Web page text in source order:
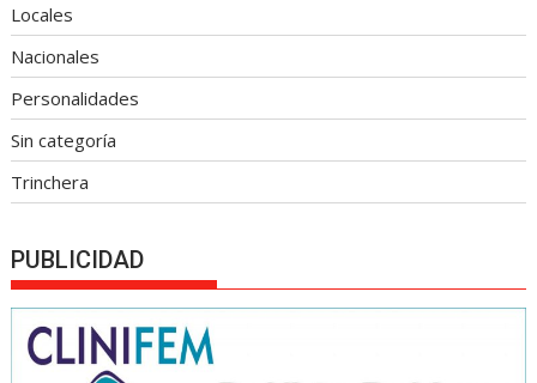
Locales
Nacionales
Personalidades
Sin categoría
Trinchera
PUBLICIDAD